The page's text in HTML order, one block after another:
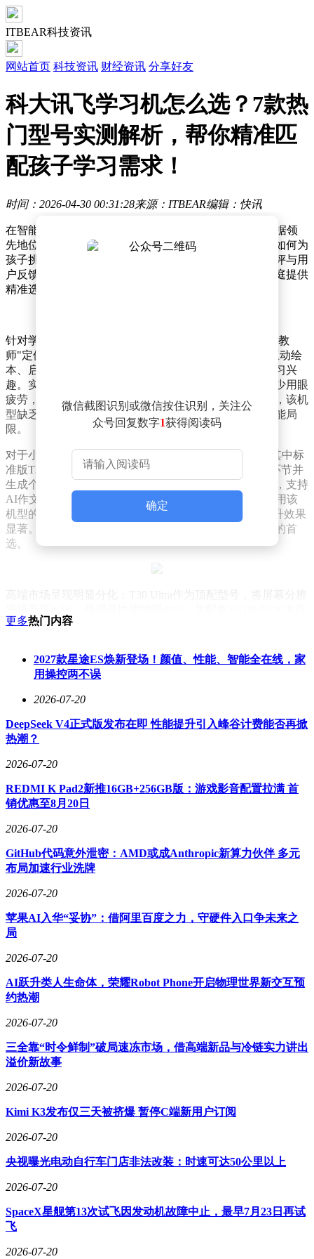
ITBEAR科技资讯
网站首页 科技资讯 财经资讯 分享好友
科大讯飞学习机怎么选？7款热
门型号实测解析，帮你精准匹
配孩子学习需求！
时间：2026-04-30 00:31:28来源：ITBEAR编辑：快讯
在智能教育设备市场，科大讯飞凭借其AI学习机系列占据领
先地位，但面对从四千元到万元不等的多款型号，家长如何为
孩子挑选最适合的产品成为关键问题。本文通过深度测评与用
户反馈，梳理七款热门机型的核心差异，为不同需求家庭提供
精准选购指南。
针对学龄前至小学低年级儿童，LUMIE10 Pro以"AI家庭教
师"定位脱颖而出。该机型配备16英寸护眼大屏，集成互动绘
本、启蒙课程与习惯养成系统，通过游戏化设计激发学习兴
趣。实测显示，其低蓝光认证与距离提醒功能可有效减少用眼
疲劳，适合预算充足且重视早期教育的家庭。但需注意，该机
型缺乏高年级应试内容，初中以上学生使用可能存在功能局
限。
对于小学高年级至高中学生，T30系列成为核心选择。其中标
准版T30搭载"AI精准学"系统，可快速定位数理化薄弱环节并
生成个性化学习路径。13英寸护眼屏配合全科同步资源，支持
AI作文批改与错题本自动生成功能。测试数据显示，使用该
机型的学生平均节省37%的无效刷题时间，理科成绩提升效果
显著。其5999元的定价与均衡配置，使其成为多数家庭的首
选。
储组合，适合追求极致体验的用户；T30 Pro则在AI作文批改
T30 Lite通过缩减屏幕尺寸至12英寸、降低内存配置，将价格
下探至4599元，满足预算敏感型家庭需求。实测表明，这三款
机型在核心学习功能上差异不足15%，硬件升级主要影响多媒
体体验与长期使用流畅度。
入门级市场同样存在优质选项。S30以4299元的价格保留完整
AI学习系统，虽采用10.5英寸屏幕与4GB内存，但测试显示其
庭。需警惕的是，部分渠道销售的5800元"基础款"可能为旧型
号，选购时需确认是否搭载最新AI引擎。
选购策略可遵循"年龄-预算-需求"三维模型：3-10岁儿童优先
选择LUMIE10 Pro；预算有限且重视性价比选S30；追求功能
Ultra间抉择。特别提醒，所有机型均支持家长管控功能，可有
效防止设备娱乐化使用。
微信截图识别或微信按住识别，关注公
众号回复数字1获得阅读码
确定
更多热门内容
2027款星途ES焕新登场！颜值、性能、智能全在线，家
用操控两不误
2026-07-20
DeepSeek V4正式版发布在即 性能提升引入峰谷计费能否再掀
热潮？
2026-07-20
REDMI K Pad2新推16GB+256GB版：游戏影音配置拉满 首
销优惠至8月20日
2026-07-20
GitHub代码意外泄密：AMD或成Anthropic新算力伙伴 多元
布局加速行业洗牌
2026-07-20
苹果AI入华“妥协”：借阿里百度之力，守硬件入口争未来之
局
2026-07-20
AI跃升类人生命体，荣耀Robot Phone开启物理世界新交互预
约热潮
2026-07-20
三全靠“时令鲜制”破局速冻市场，借高端新品与冷链实力讲出
溢价新故事
2026-07-20
Kimi K3发布仅三天被挤爆 暂停C端新用户订阅
2026-07-20
央视曝光电动自行车门店非法改装：时速可达50公里以上
2026-07-20
SpaceX星舰第13次试飞因发动机故障中止，最早7月23日再试
飞
2026-07-20